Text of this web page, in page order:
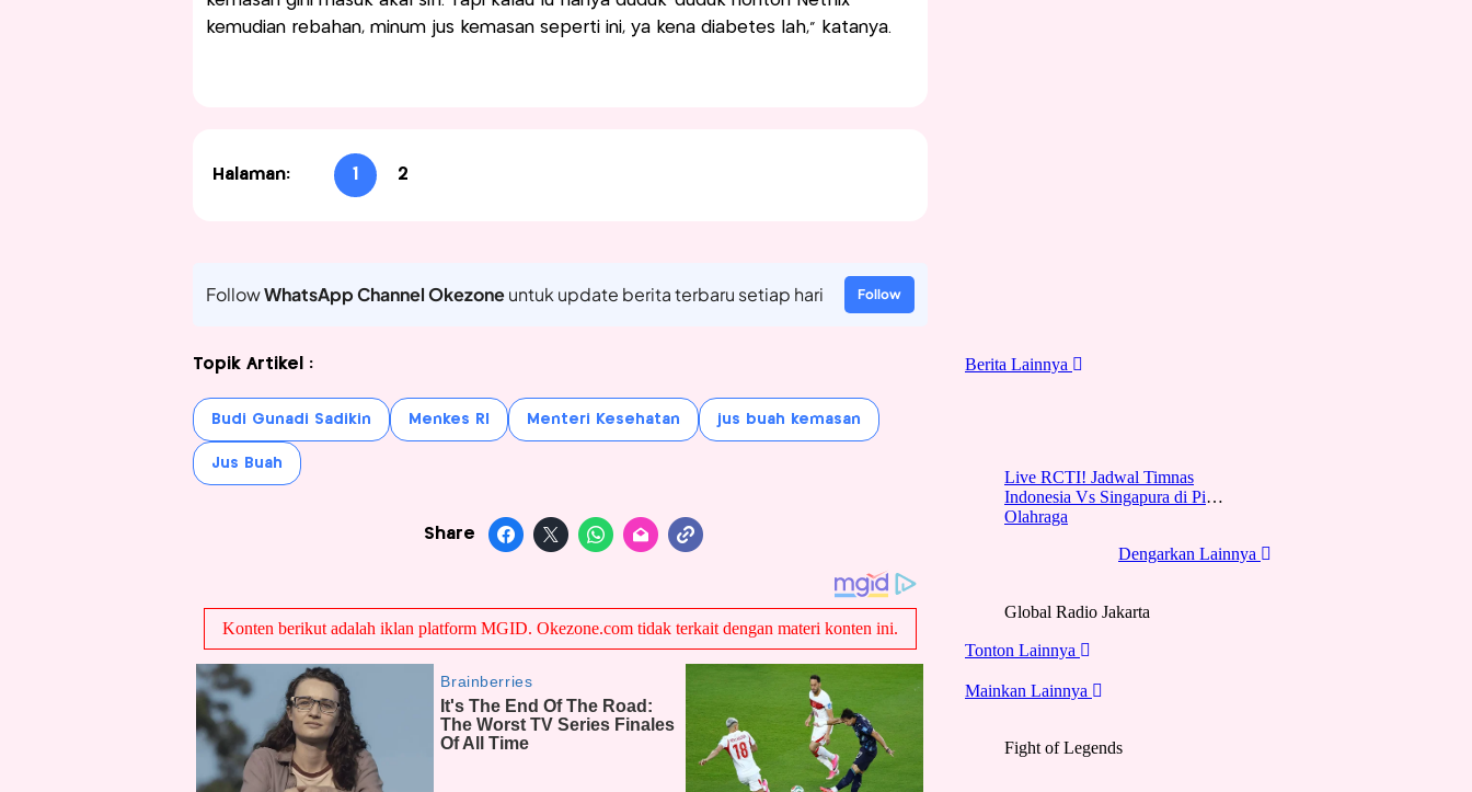
kemudian rebahan, minum jus kemasan seperti ini, ya kena diabetes lah,” katanya.
Halaman: 1 2
FollowWhatsApp Channel Okezoneuntuk update berita terbaru setiap hari Follow
Topik Artikel :
Budi Gunadi Sadikin Menkes RI Menteri Kesehatan jus buah kemasan
Jus Buah
Share